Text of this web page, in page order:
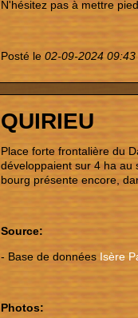
N'hésitez pas à mettre
Posté le 02-09-2024 09:43
QUIRIEU
Place forte frontalière du
développaient sur 4 ha au
bourg présente encore,
Source:
- Base de données Isère
Photos: